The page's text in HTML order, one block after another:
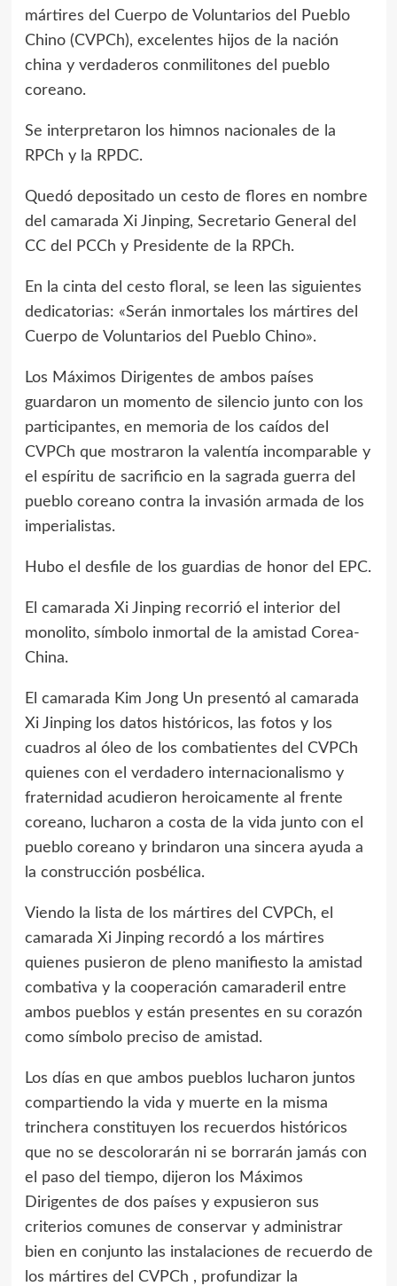
mártires del Cuerpo de Voluntarios del Pueblo
Chino (CVPCh), excelentes hijos de la nación
china y verdaderos conmilitones del pueblo
coreano.
Se interpretaron los himnos nacionales de la
RPCh y la RPDC.
Quedó depositado un cesto de flores en nombre
del camarada Xi Jinping, Secretario General del
CC del PCCh y Presidente de la RPCh.
En la cinta del cesto floral, se leen las siguientes
dedicatorias: «Serán inmortales los mártires del
Cuerpo de Voluntarios del Pueblo Chino».
Los Máximos Dirigentes de ambos países
guardaron un momento de silencio junto con los
participantes, en memoria de los caídos del
CVPCh que mostraron la valentía incomparable y
el espíritu de sacrificio en la sagrada guerra del
pueblo coreano contra la invasión armada de los
imperialistas.
Hubo el desfile de los guardias de honor del EPC.
El camarada Xi Jinping recorrió el interior del
monolito, símbolo inmortal de la amistad Corea-
China.
El camarada Kim Jong Un presentó al camarada
Xi Jinping los datos históricos, las fotos y los
cuadros al óleo de los combatientes del CVPCh
quienes con el verdadero internacionalismo y
fraternidad acudieron heroicamente al frente
coreano, lucharon a costa de la vida junto con el
pueblo coreano y brindaron una sincera ayuda a
la construcción posbélica.
Viendo la lista de los mártires del CVPCh, el
camarada Xi Jinping recordó a los mártires
quienes pusieron de pleno manifiesto la amistad
combativa y la cooperación camaraderil entre
ambos pueblos y están presentes en su corazón
como símbolo preciso de amistad.
Los días en que ambos pueblos lucharon juntos
compartiendo la vida y muerte en la misma
trinchera constituyen los recuerdos históricos
que no se descolorarán ni se borrarán jamás con
el paso del tiempo, dijeron los Máximos
Dirigentes de dos países y expusieron sus
criterios comunes de conservar y administrar
bien en conjunto las instalaciones de recuerdo de
los mártires del CVPCh , profundizar la